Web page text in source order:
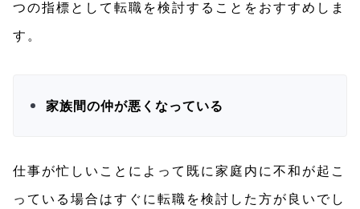
つの指標として転職を検討することをおすすめしま
す。
家族間の仲が悪くなっている
仕事が忙しいことによって既に家庭内に不和が起こ
っている場合はすぐに転職を検討した方が良いでし